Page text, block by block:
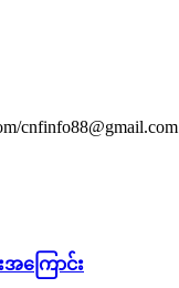
cnfinfo88@gmail.com
အကြောင်း